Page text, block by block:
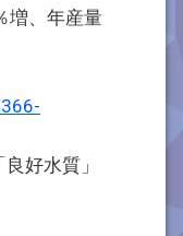
増、年産量
好水質」